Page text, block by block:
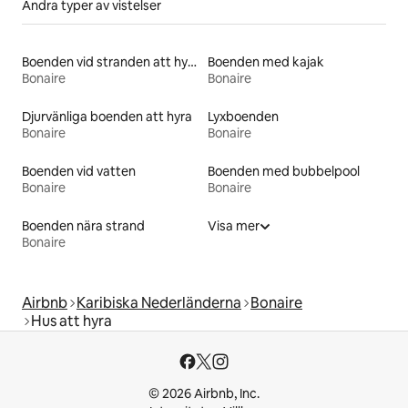
Andra typer av vistelser
Boenden vid stranden att hyra
Bonaire
Boenden med kajak
Bonaire
Djurvänliga boenden att hyra
Bonaire
Lyxboenden
Bonaire
Boenden vid vatten
Bonaire
Boenden med bubbelpool
Bonaire
Boenden nära strand
Bonaire
Visa mer
Airbnb Karibiska Nederländerna Bonaire
Hus att hyra
© 2026 Airbnb, Inc.